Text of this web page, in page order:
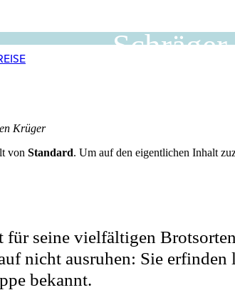
Krüger
von Standard. Um auf den eigentlichen Inhalt
seine vielfältigen
nicht ausruhen: Sie
bekannt.